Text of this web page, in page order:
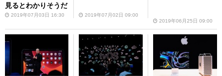
見るとわかりそうだ
2019年07月03日 16:30 2019年07月02日 09:00
2019年06月25日 09:00